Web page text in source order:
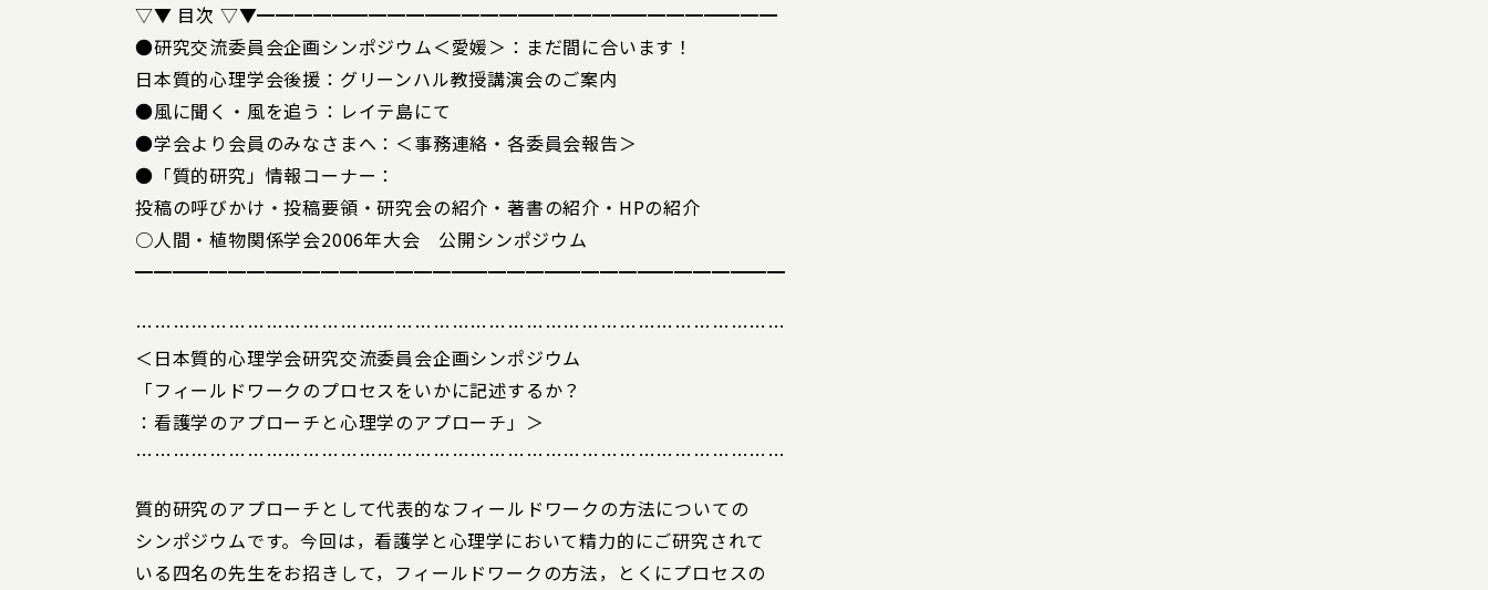
▽▼ 目次 ▽▼━━━━━━━━━━━━━━━━━━━━━━━━━━━━
●研究交流委員会企画シンポジウム＜愛媛＞：まだ間に合います！
日本質的心理学会後援：グリーンハル教授講演会のご案内
●風に聞く・風を追う：レイテ島にて
●学会より会員のみなさまへ：＜事務連絡・各委員会報告＞
●「質的研究」情報コーナー：
投稿の呼びかけ・投稿要領・研究会の紹介・著書の紹介・HPの紹介
○人間・植物関係学会2006年大会 公開シンポジウム
━━━━━━━━━━━━━━━━━━━━━━━━━━━━━━━━━━━
……………………………………………………………………………………………
＜日本質的心理学会研究交流委員会企画シンポジウム
「フィールドワークのプロセスをいかに記述するか？
：看護学のアプローチと心理学のアプローチ」＞
……………………………………………………………………………………………
質的研究のアプローチとして代表的なフィールドワークの方法についての
シンポジウムです。今回は，看護学と心理学において精力的にご研究されて
いる四名の先生をお招きして，フィールドワークの方法，とくにプロセスの